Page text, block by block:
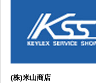
(株)米山商店